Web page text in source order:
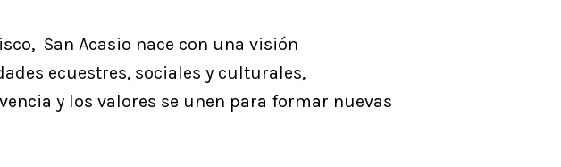
San Acasio nace con una visión
ecuestres, sociales y culturales,
y los valores se unen para formar nuevas